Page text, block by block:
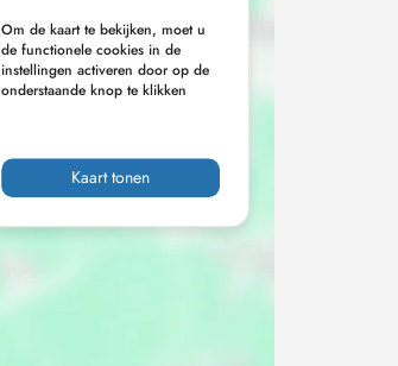
Om de kaart te bekijken, moet u
de functionele cookies in de
instellingen activeren door op de
onderstaande knop te klikken
Kaart tonen